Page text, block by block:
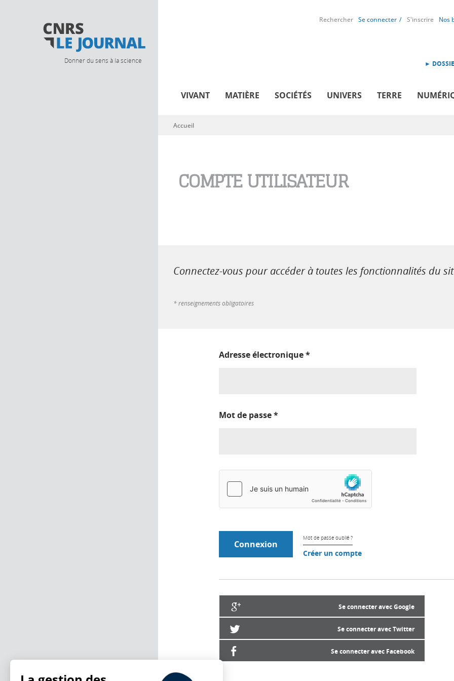
Donner du sens à la science
Rechercher Se connecter S'inscrire Nos
►
VIVANT MATIÈRE SOCIÉTÉS UNIVERS TERRE
Vous êtes ici
Accueil
COMPTE UTILISATEUR
Connectez-vous pour accéder à toutes les fonctionnalités du
* renseignements obligatoires
Adresse électronique*
Mot de passe*
Mot de passe oublié ?
Créer un compte
Se connecter avec Google
Se connecter avec Twitter
Se connecter avec Facebook